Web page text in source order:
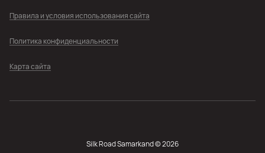
Правила и условия использования сайта
Политика конфиденциальности
Карта сайта
Silk Road Samarkand © 2026